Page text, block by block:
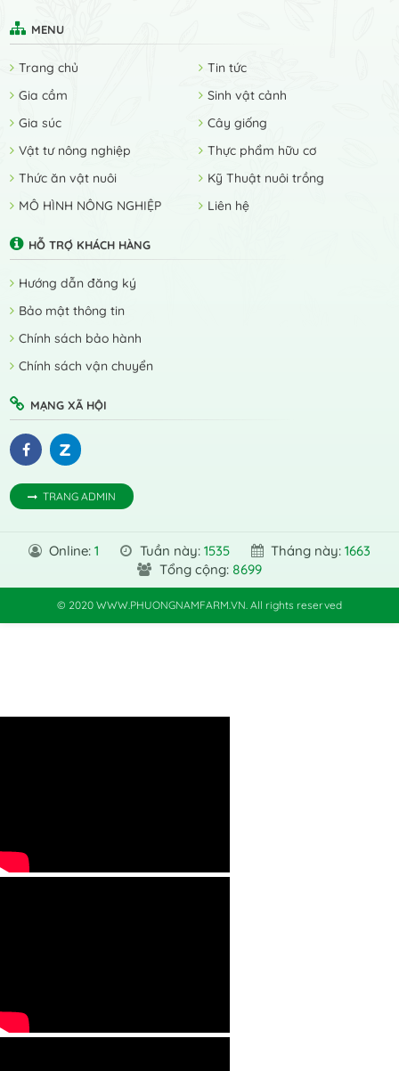
MENU
Trang chủ
Tin tức
Gia cầm
Sinh vật cảnh
Gia súc
Cây giống
Vật tư nông nghiệp
Thực phẩm hữu cơ
Thức ăn vật nuôi
Kỹ Thuật nuôi trồng
MÔ HÌNH NÔNG NGHIỆP
Liên hệ
HỖ TRỢ KHÁCH HÀNG
Hướng dẫn đăng ký
Bảo mật thông tin
Chính sách bảo hành
Chính sách vận chuyển
MẠNG XÃ HỘI
TRANG ADMIN
Online:1 Tuần này: 1535 Tháng này:1663
Tổng cộng: 8699
© 2020 WWW.PHUONGNAMFARM.VN. All rights reserved